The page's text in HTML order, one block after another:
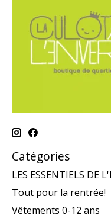
Catégories
LES ESSENTIELS DE
Tout pour la rentrée!
Vêtements 0-12 ans